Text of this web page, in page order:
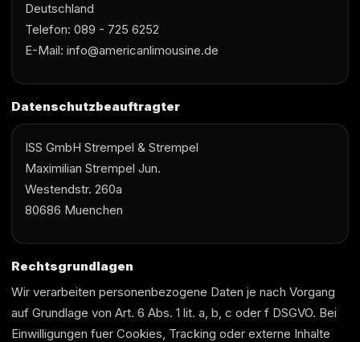
Deutschland
Telefon: 089 - 725 6252
E-Mail: info@americanlimousine.de
Datenschutzbeauftragter
ISS GmbH Strempel & Strempel
Maximilian Strempel Jun.
Westendstr. 260a
80686 Muenchen
Rechtsgrundlagen
Wir verarbeiten personenbezogene Daten je nach Vorgang
auf Grundlage von Art. 6 Abs. 1 lit. a, b, c oder f DSGVO. Bei
Einwilligungen fuer Cookies, Tracking oder externe Inhalte